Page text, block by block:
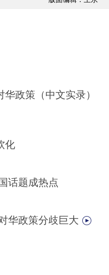
政策（中文实录）
化
话题成热点
华政策分歧巨大